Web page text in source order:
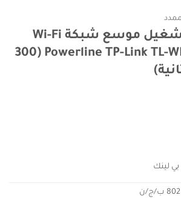
مجموعة بدء تشغيل موسع شبكة Wi-Fi
Powerline TP-Link TL-WPA4220 AV500 (300
بي لينك
ب/ج/ن